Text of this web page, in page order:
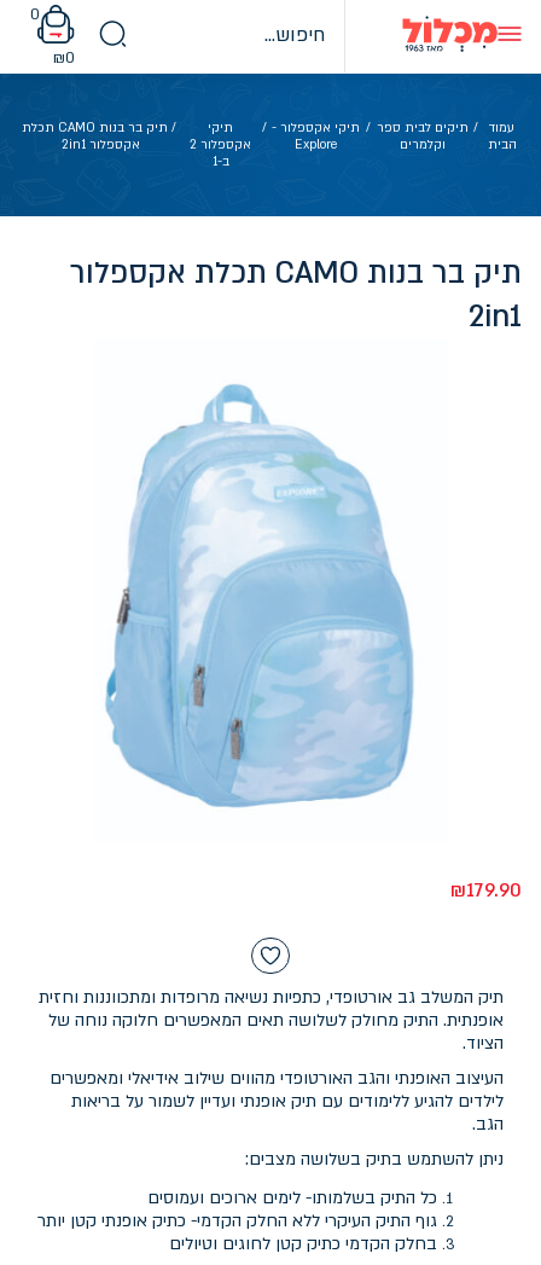
content
0
₪0
עמוד
הבית
/ תיקים לבית ספר
וקלמרים
/ תיקי אקספלור -
Explore
/
תיקי
אקספלור 2
ב-1
/ תיק בר בנות CAMO תכלת
אקספלור 2in1
תיק בר בנות CAMO תכלת אקספלור
2in1
₪179.90
תיק המשלב גב אורטופדי, כתפיות נשיאה מרופדות ומתכווננות וחזית
אופנתית. התיק מחולק לשלושה תאים המאפשרים חלוקה נוחה של
הציוד.
העיצוב האופנתי והגב האורטופדי מהווים שילוב אידיאלי ומאפשרים
לילדים להגיע ללימודים עם תיק אופנתי ועדיין לשמור על בריאות
הגב.
ניתן להשתמש בתיק בשלושה מצבים:
כל התיק בשלמותו- לימים ארוכים ועמוסים
גוף התיק העיקרי ללא החלק הקדמי- כתיק אופנתי קטן יותר
בחלק הקדמי כתיק קטן לחוגים וטיולים